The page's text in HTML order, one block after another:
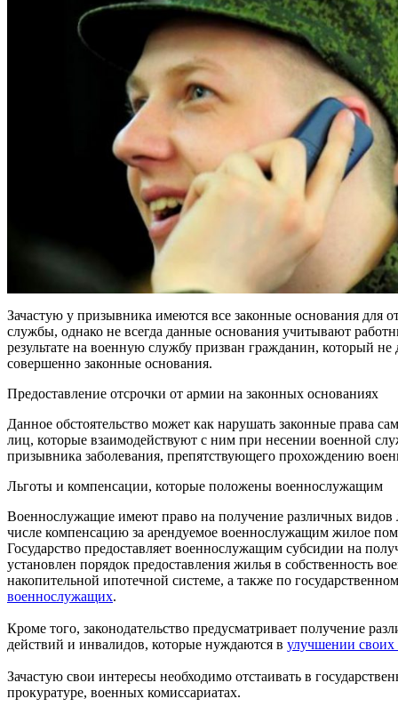
Зачастую у призывника имеются все законные основания для
службы, однако не всегда данные основания учитывают
результате на военную службу призван гражданин, который
совершенно законные основания.
Предоставление отсрочки от армии на законных основаниях
Данное обстоятельство может как нарушать законные права
лиц, которые взаимодействуют с ним при несении военной
призывника заболевания, препятствующего прохождению
Льготы и компенсации, которые положены военнослужащим
Военнослужащие имеют право на получение различных видов
числе компенсацию за арендуемое военнослужащим жилое
Государство предоставляет военнослужащим субсидии на
установлен порядок предоставления жилья в собственность
накопительной ипотечной системе, а также по
военнослужащих.
Кроме того, законодательство предусматривает получение
действий и инвалидов, которые нуждаются в улучшении своих
Зачастую свои интересы необходимо отстаивать в
прокуратуре, военных комиссариатах.